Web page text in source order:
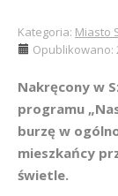
Kategoria: Miasto
Opublikowano:
Nakręcony w
programu
burzę w
mieszkańcy
świetle.